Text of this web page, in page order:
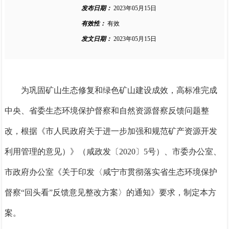
发布日期： 2023年05月15日
有效性： 有效
发文日期： 2023年05月15日
为巩固矿山生态修复和绿色矿山建设成效，高标准完成
中央、省委生态环境保护督察和自然资源督察反馈问题整
改，根据 《市人民政府关于进一步加强和规范矿产资源开发
利用管理的意见）》（咸政发〔 2020〕 5号）、市委办公室、
市政府办公室 《关于印发〈咸宁市贯彻落实省生态环境保护
督察“回头看”反馈意见整改方案〉的通知》要求 ，制定本方
案。